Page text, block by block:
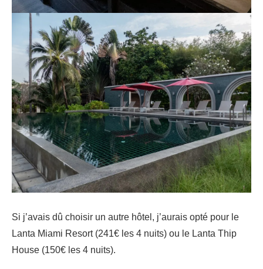
Si j’avais dû choisir un autre hôtel, j’aurais opté pour le
Lanta Miami Resort (241€ les 4 nuits) ou le Lanta Thip
House (150€ les 4 nuits).